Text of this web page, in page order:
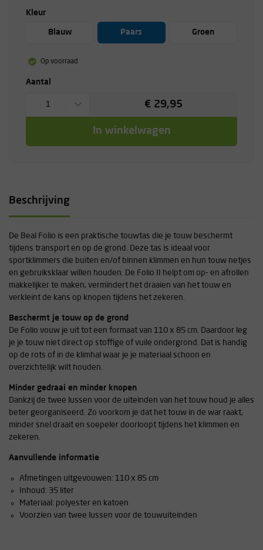
Kleur
Blauw Paars Groen
Op voorraad
Aantal
1 € 29,95
In winkelwagen
Beschrijving
De Beal Folio is een praktische touwtas die je touw beschermt
tijdens transport en op de grond. Deze tas is ideaal voor
sportklimmers die buiten en/of binnen klimmen en hun touw netjes
en gebruiksklaar willen houden. De Folio II helpt om op- en afrollen
makkelijker te maken, vermindert het draaien van het touw en
verkleint de kans op knopen tijdens het zekeren.
Beschermt je touw op de grond
De Folio vouw je uit tot een formaat van 110 x 85 cm. Daardoor leg
je je touw niet direct op stoffige of vuile ondergrond. Dat is handig
op de rots of in de klimhal waar je je materiaal schoon en
overzichtelijk wilt houden.
Minder gedraai en minder knopen
Dankzij de twee lussen voor de uiteinden van het touw houd je alles
beter georganiseerd. Zo voorkom je dat het touw in de war raakt,
minder snel draait en soepeler doorloopt tijdens het klimmen en
zekeren.
Aanvullende informatie
Afmetingen uitgevouwen: 110 x 85 cm
Inhoud: 35 liter
Materiaal: polyester en katoen
Voorzien van twee lussen voor de touwuiteinden